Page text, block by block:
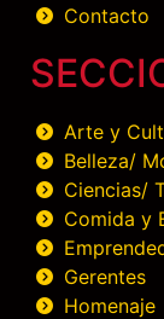
Contacto
Arte y
Belleza/
Ciencias/
Comida y
Gerentes
Homenaje